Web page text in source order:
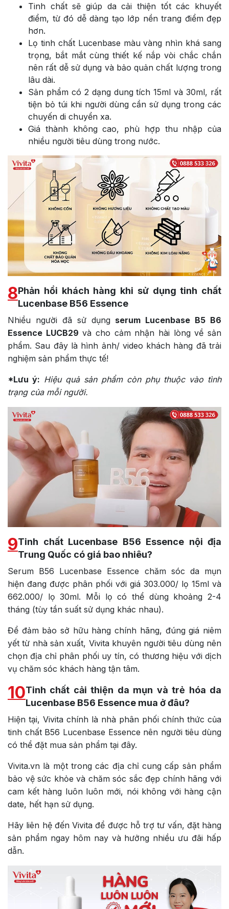
Tinh chất sẽ giúp da cải thiện tốt các khuyết
điểm, từ đó dễ dàng tạo lớp nền trang điểm đẹp
hơn.
Lọ tinh chất Lucenbase màu vàng nhìn khá sang
trọng, bắt mắt cùng thiết kế nắp vòi chắc chắn
nên rất dễ sử dụng và bảo quản chất lượng trong
lâu dài.
Sản phẩm có 2 dạng dung tích 15ml và 30ml, rất
tiện bỏ túi khi người dùng cần sử dụng trong các
chuyến di chuyển xa.
Giá thành không cao, phù hợp thu nhập của
nhiều người tiêu dùng trong nước.
8Phản hồi khách hàng khi sử dụng tinh chất
Lucenbase B56 Essence
Nhiều người đã sử dụng serum Lucenbase B5 B6
Essence LUCB29 và cho cảm nhận hài lòng về sản
phẩm. Sau đây là hình ảnh/ video khách hàng đã trải
nghiệm sản phẩm thực tế!
*Lưu ý: Hiệu quả sản phẩm còn phụ thuộc vào tình
trạng của mỗi người.
9Tinh chất Lucenbase B56 Essence nội địa
Trung Quốc có giá bao nhiêu?
Serum B56 Lucenbase Essence chăm sóc da mụn
hiện đang được phân phối với giá 303.000/ lọ 15ml và
662.000/ lọ 30ml. Mỗi lọ có thể dùng khoảng 2-4
tháng (tùy tần suất sử dụng khác nhau).
Để đảm bảo sở hữu hàng chính hãng, đúng giá niêm
yết từ nhà sản xuất, Vivita khuyên người tiêu dùng nên
chọn địa chỉ phân phối uy tín, có thương hiệu với dịch
vụ chăm sóc khách hàng tận tâm.
10Tinh chất cải thiện da mụn và trẻ hóa da
Lucenbase B56 Essence mua ở đâu?
Hiện tại, Vivita chính là nhà phân phối chính thức của
tinh chất B56 Lucenbase Essence nên người tiêu dùng
có thể đặt mua sản phẩm tại đây.
Vivita.vn là một trong các địa chỉ cung cấp sản phẩm
bảo vệ sức khỏe và chăm sóc sắc đẹp chính hãng với
cam kết hàng luôn luôn mới, nói không với hàng cận
date, hết hạn sử dụng.
Hãy liên hệ đến Vivita để được hỗ trợ tư vấn, đặt hàng
sản phẩm ngay hôm nay và hưởng nhiều ưu đãi hấp
dẫn.